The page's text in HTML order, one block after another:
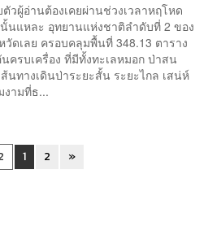
วผู้อ่านต้องเคยผ่านช่วงเวลาหฤโหด
นแหละ อุทยานแห่งชาติลำดับที่ 2 ของ
วัดเลย ครอบคลุมพื้นที่ 348.13 ตาราง
ครบเครื่อง ที่มีทั้งทะเลหมอก ป่าสน
ทางเดินป่าระยะสั้น ระยะไกล เสน่ห์
งามที่ธ...
1 2 »